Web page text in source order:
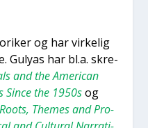
og har vir­ke­lig
Guly­as har bl.a. skre­
and the Ame­ri­can
Sin­ce the 1950sog
The­mes and Pro­